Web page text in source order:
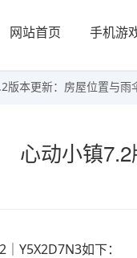
网站首页 手机游
版本更新：房屋位置与雨
心动小镇
Y5X2D7N3如下：